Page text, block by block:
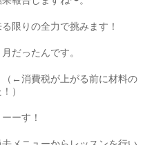
限りの全力で挑みます！
だったんです。
（←消費税が上がる前に材料の
）
ーす！